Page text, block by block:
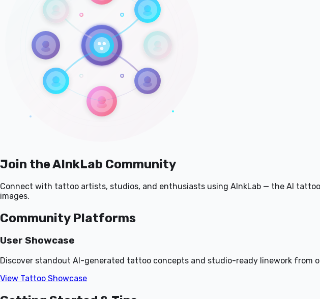
Join the AInkLab Community
Connect with tattoo artists, studios, and enthusiasts using AInkLab — the AI
images.
Community Platforms
User Showcase
Discover standout AI-generated tattoo concepts and studio-ready linework from
View Tattoo Showcase